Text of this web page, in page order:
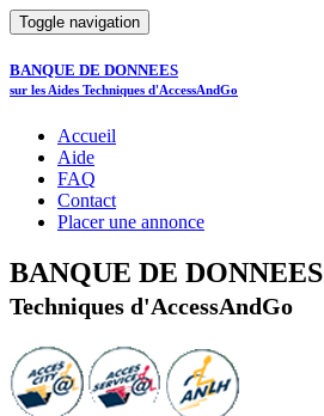
Toggle navigation
BANQUE DE DONNEES
sur les Aides Techniques d'AccessAndGo
Accueil
Aide
FAQ
Contact
Placer une annonce
BANQUE DE DONNEES
Techniques d'AccessAndGo